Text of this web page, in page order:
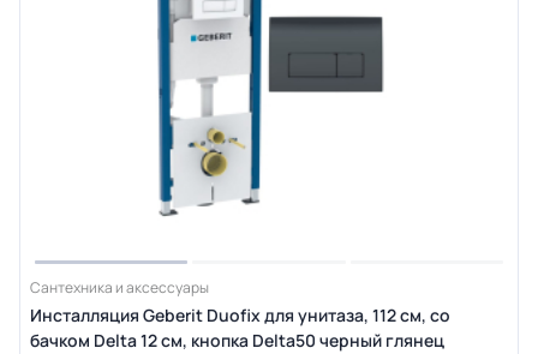
Сантехника и аксессуары
Инсталляция Geberit Duofix для унитаза, 112 см, со
бачком Delta 12 см, кнопка Delta50 черный глянец